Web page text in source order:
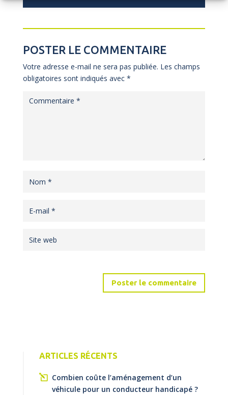
POSTER LE COMMENTAIRE
Votre adresse e-mail ne sera pas publiée. Les champs
obligatoires sont indiqués avec *
ARTICLES RÉCENTS
Combien coûte l’aménagement d’un
véhicule pour un conducteur handicapé ?